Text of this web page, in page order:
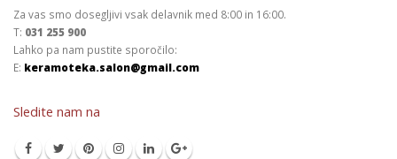
Za vas smo dosegljivi vsak delavnik med 8:00 in 16:00.
T: 031 255 900
Lahko pa nam pustite sporočilo:
E: keramoteka.salon@gmail.com
Sledite nam na